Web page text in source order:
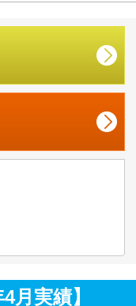
月実績】